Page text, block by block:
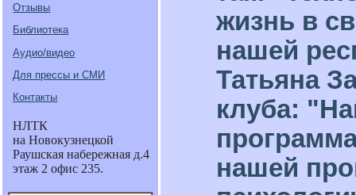
Отзывы
Библиотека
Аудио/видео
Для прессы и СМИ
Контакты
НЛТК
на Новокузнецкой
Раушская набережная д.4
этаж 2 офис 235.
жизнь в
нашей
Татьяна
клуба:
нашей